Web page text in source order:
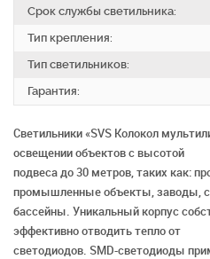
Срок службы светильника:
Тип крепления:
Тип светильников:
Гарантия:
Светильники «SVS Колокол
освещении объектов с высотой
подвеса до 30 метров, таких как:
промышленные объекты, заводы,
бассейны. Уникальный корпус
эффективно отводить тепло от
светодиодов. SMD-светодиоды